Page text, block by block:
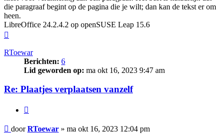
die paragraaf begint op de pagina die je wilt; dan kan de tekst er om
heen.
LibreOffice 24.2.4.2 op openSUSE Leap 15.6
RToewar
Berichten: 6
Lid geworden op: ma okt 16, 2023 9:47 am
Re: Plaatjes verplaatsen vanzelf
Bericht
doorRToewar » ma okt 16, 2023 12:04 pm